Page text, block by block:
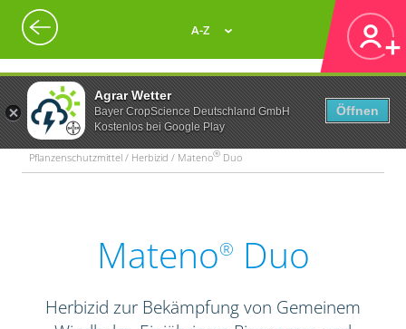
Agrar Wetter
Bayer CropScience Deutschland GmbH
Kostenlos bei Google Play
Öffnen
A-Z
Pflanzenschutzmittel / Herbizid / Mateno® Duo
Mateno® Duo
Herbizid zur Bekämpfung von Gemeinem